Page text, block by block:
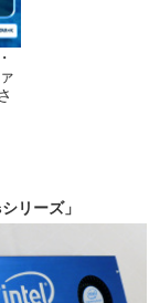
リーズ」